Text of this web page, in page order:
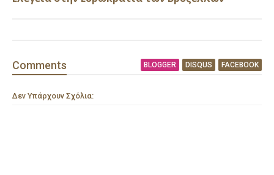
Comments BLOGGER DISQUS FACEBOOK
Δεν Υπάρχουν Σχόλια: